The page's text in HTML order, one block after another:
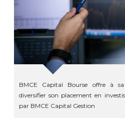
BMCE Capital Bourse offre à
diversifier son placement en
par BMCE Capital Gestion